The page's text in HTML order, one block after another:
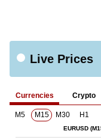
Live Prices